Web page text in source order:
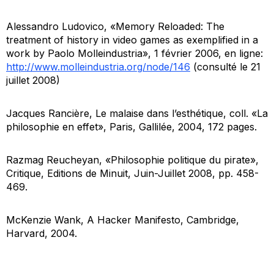
Alessandro Ludovico, «Memory Reloaded: The
treatment of history in video games as exemplified in a
work by Paolo Molleindustria», 1 février 2006, en ligne:
http://www.molleindustria.org/node/146 (consulté le 21
juillet 2008)
Jacques Rancière, Le malaise dans l’esthétique, coll. «La
philosophie en effet», Paris, Gallilée, 2004, 172 pages.
Razmag Reucheyan, «Philosophie politique du pirate»,
Critique, Editions de Minuit, Juin-Juillet 2008, pp. 458-
469.
McKenzie Wank, A Hacker Manifesto, Cambridge,
Harvard, 2004.